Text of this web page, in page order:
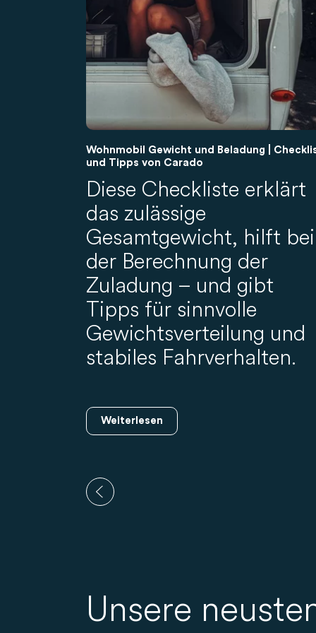
Wohnmobil Gewicht und Beladung |
und Tipps von Carado
Diese Checkliste erklärt
das zulässige
Gesamtgewicht, hilft bei
der Berechnung der
Zuladung – und gibt
Tipps für sinnvolle
Gewichtsverteilung und
stabiles Fahrverhalten.
Weiterlesen
Unsere